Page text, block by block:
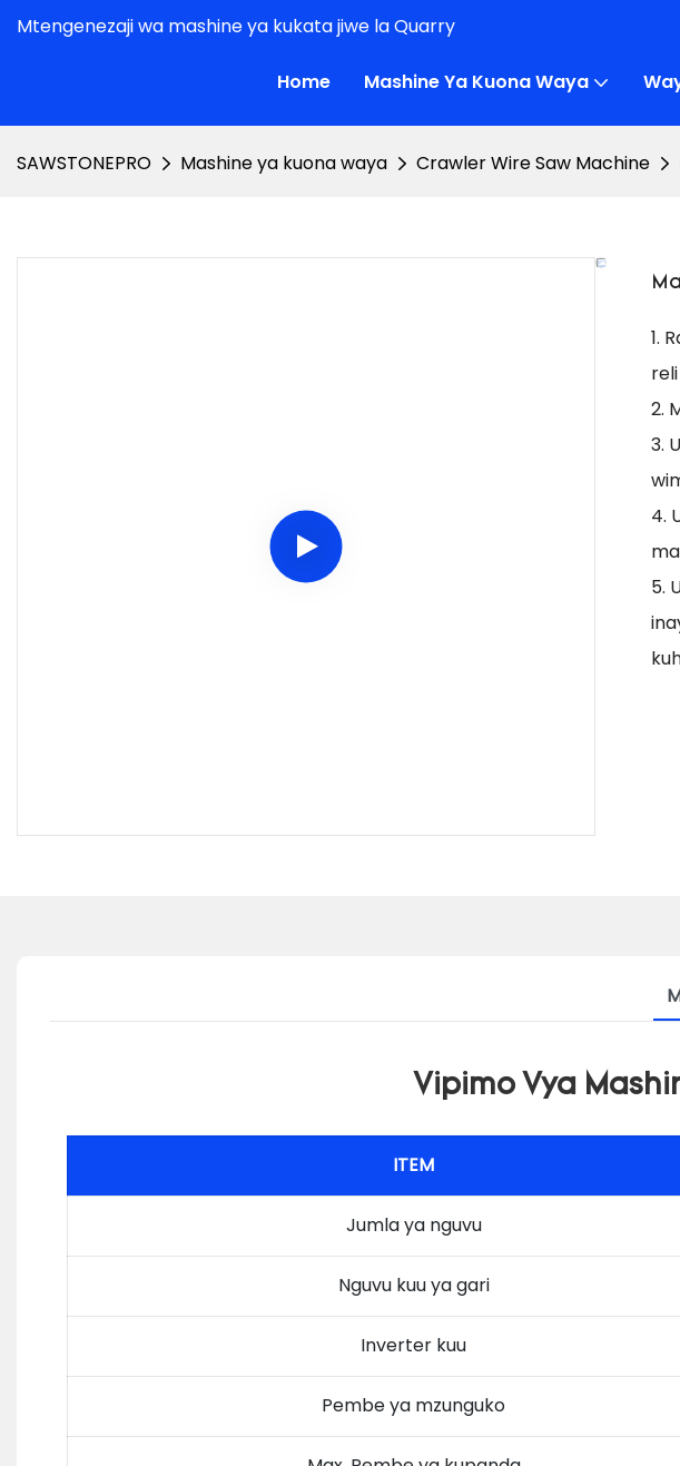
Mtengenezaji wa mashine ya kukata jiwe la Quarry
Home Mashine Ya Kuona Waya
SAWSTONEPRO Mashine ya kuona waya Crawler Wire Saw Machine
1.
reli
2.
3.
4.
5.
Vipimo Vya
ITEM
Jumla ya nguvu
Nguvu kuu ya gari
Inverter kuu
Pembe ya mzunguko